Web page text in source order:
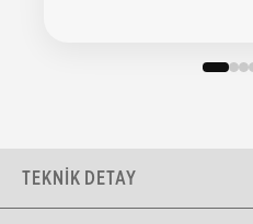
TEKNIK DETAY